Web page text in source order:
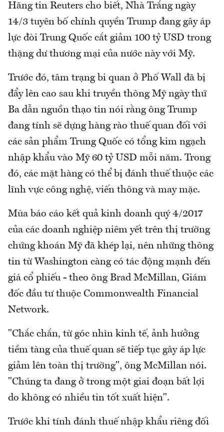
Hãng tin Reuters cho biết, Nhà Trắng ngày
14/3 tuyên bố chính quyền Trump đang gây áp
lực đòi Trung Quốc cắt giảm 100 tỷ USD trong
thặng dư thương mại của nước này với Mỹ.
Trước đó, tâm trạng bi quan ở Phố Wall đã bị
đẩy lên cao sau khi truyền thông Mỹ ngày thứ
Ba dẫn nguồn thạo tin nói rằng ông Trump
đang tính sẽ dựng hàng rào thuế quan đối với
các sản phẩm Trung Quốc có tổng kim ngạch
nhập khẩu vào Mỹ 60 tỷ USD mỗi năm. Trong
đó, các mặt hàng có thể bị đánh thuế thuộc các
lĩnh vực công nghệ, viến thông và may mặc.
Mùa báo cáo kết quả kinh doanh quý 4/2017
của các doanh nghiệp niêm yết trên thị trường
chứng khoán Mỹ đã khép lại, nên những thông
tin từ Washington càng có tác động mạnh đến
giá cổ phiếu - theo ông Brad McMillan, Giám
đốc đầu tư thuộc Commonwealth Financial
Network.
"Chắc chắn, từ góc nhìn kinh tế, ảnh hưởng
tiềm tàng của thuế quan sẽ tiếp tục gây áp lực
giảm lên toàn thị trường", ông McMillan nói.
"Chúng ta đang ở trong một giai đoạn bất lợi
do không có nhiều tin tốt xuất hiện".
Trước khi tính đánh thuế nhập khẩu riêng đối